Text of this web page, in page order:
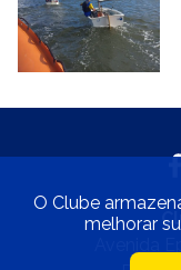
O Clube
melhorar